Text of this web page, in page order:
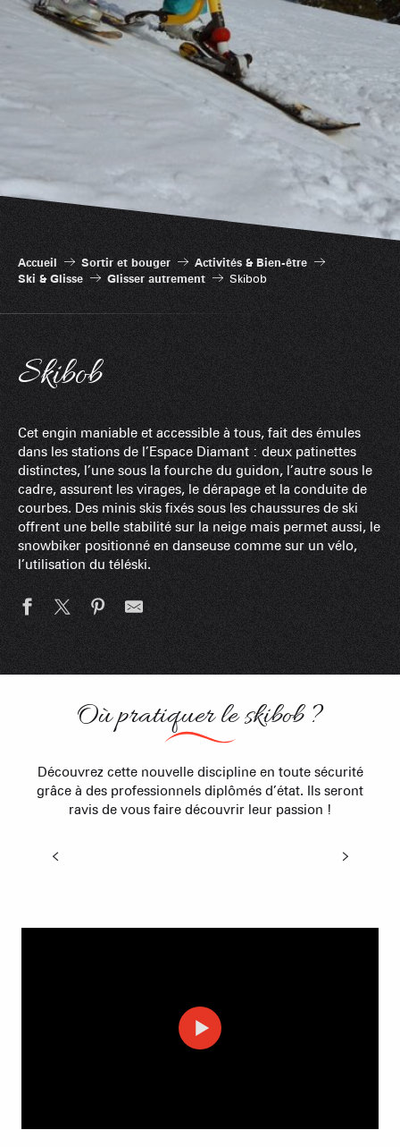
Accueil Sortir et bouger
Activités & Bien-être
Ski & Glisse
Glisser autrement Skibob
Skibob
Cet engin maniable et accessible à tous, fait des émules
dans les stations de l’Espace Diamant : deux patinettes
distinctes, l’une sous la fourche du guidon, l’autre sous le
cadre, assurent les virages, le dérapage et la conduite de
courbes. Des minis skis fixés sous les chaussures de ski
offrent une belle stabilité sur la neige mais permet aussi, le
snowbiker positionné en danseuse comme sur un vélo,
l’utilisation du téléski.
Où pratiquer le skibob ?
Découvrez cette nouvelle discipline en toute sécurité
grâce à des professionnels diplômés d’état. Ils seront
ravis de vous faire découvrir leur passion !